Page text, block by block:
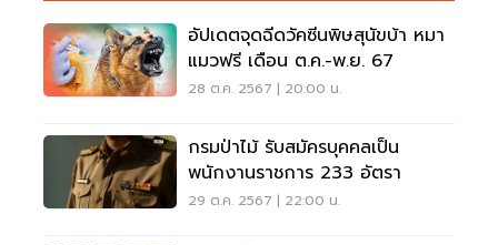
อัปเดตจุดฉีดวัคซีนพิษสุนัขบ้า หมา
แมวฟรี เดือน ต.ค.-พ.ย. 67
28 ต.ค. 2567 | 20:00 น.
กรมป่าไม้ รับสมัครบุคคลเป็น
พนักงานราชการ 233 อัตรา
29 ต.ค. 2567 | 22:00 น.